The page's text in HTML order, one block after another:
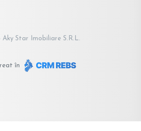
Aky Star Imobiliare S.R.L.
în